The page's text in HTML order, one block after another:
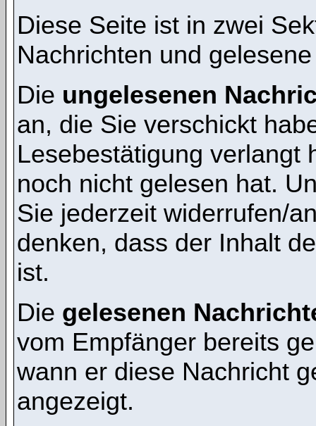
Diese Seite ist in zwei
Nachrichten und
Die ungelesenen
an, die Sie verschickt
Lesebestätigung verlangt
noch nicht gelesen hat.
Sie jederzeit widerrufen/
denken, dass der Inhalt
ist.
Die gelesenen
vom Empfänger bereits
wann er diese Nachricht
angezeigt.